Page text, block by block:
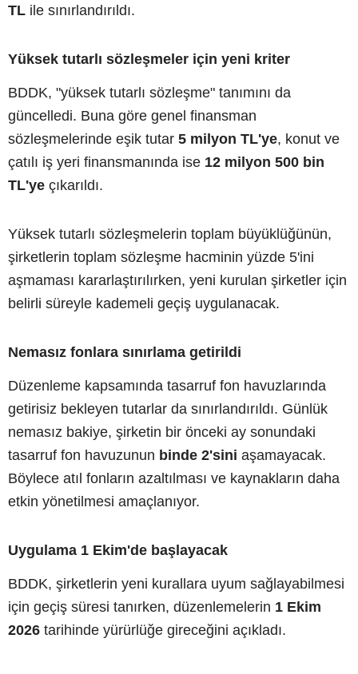
TL ile sınırlandırıldı.
Yüksek tutarlı sözleşmeler için yeni kriter
BDDK, "yüksek tutarlı sözleşme" tanımını da
güncelledi. Buna göre genel finansman
sözleşmelerinde eşik tutar 5 milyon TL'ye, konut ve
çatılı iş yeri finansmanında ise 12 milyon 500 bin
TL'ye çıkarıldı.
Yüksek tutarlı sözleşmelerin toplam büyüklüğünün,
şirketlerin toplam sözleşme hacminin yüzde 5'ini
aşmaması kararlaştırılırken, yeni kurulan şirketler için
belirli süreyle kademeli geçiş uygulanacak.
Nemasız fonlara sınırlama getirildi
Düzenleme kapsamında tasarruf fon havuzlarında
getirisiz bekleyen tutarlar da sınırlandırıldı. Günlük
nemasız bakiye, şirketin bir önceki ay sonundaki
tasarruf fon havuzunun binde 2'sini aşamayacak.
Böylece atıl fonların azaltılması ve kaynakların daha
etkin yönetilmesi amaçlanıyor.
Uygulama 1 Ekim'de başlayacak
BDDK, şirketlerin yeni kurallara uyum sağlayabilmesi
için geçiş süresi tanırken, düzenlemelerin 1 Ekim
2026 tarihinde yürürlüğe gireceğini açıkladı.